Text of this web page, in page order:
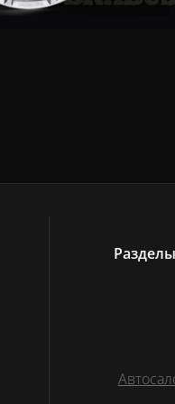
Разделы